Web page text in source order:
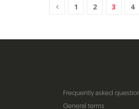
1 2 3 4
Frequently asked
General terms